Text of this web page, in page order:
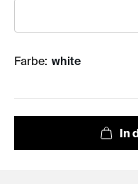
Farbe: white